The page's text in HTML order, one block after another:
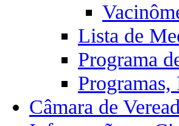
Lista de
Programa
Programas,
Câmara de